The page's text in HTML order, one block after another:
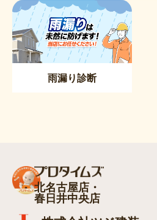
雨漏り診断
北名古屋店・
春日井中央店